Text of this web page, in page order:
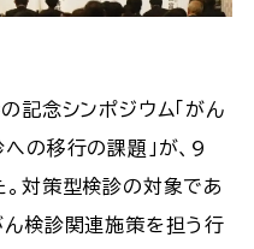
念シンポジウム「がん
の移行の課題」が、9
。対策型検診の対象であ
検診関連施策を担う行